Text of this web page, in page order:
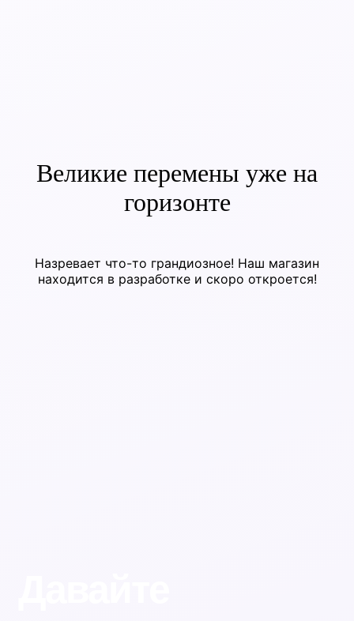
Великие перемены уже на
горизонте
Назревает что-то грандиозное! Наш магазин
находится в разработке и скоро откроется!